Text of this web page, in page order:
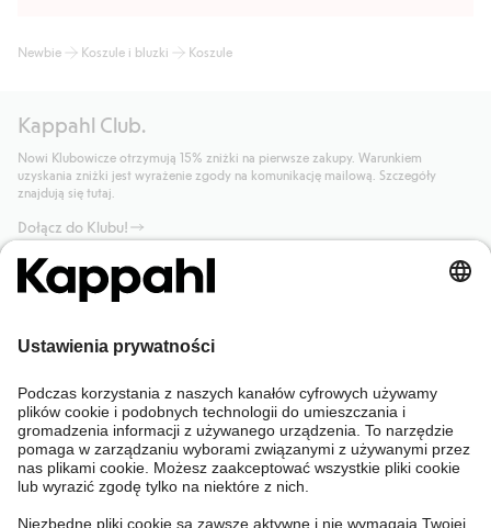
Newbie Koszule i bluzki Koszule
Kappahl Club.
Nowi Klubowicze otrzymują 15% zniżki na pierwsze zakupy. Warunkiem
uzyskania zniżki jest wyrażenie zgody na komunikację mailową. Szczegóły
znajdują się tutaj.
Dołącz do Klubu!
Potrzebujesz pomocy?
Sklep internetowy
Kappahl Club